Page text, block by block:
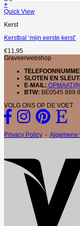
+
Quick View
Kerst
Kerstbal ‘mijn eerste kerst’
€11,95
Graveerwebshop
SLOTEN EN
E-MAIL:
BTW: BE0545 899
VOLG ONS OP DE VOET:
Privacy Policy - Algemene